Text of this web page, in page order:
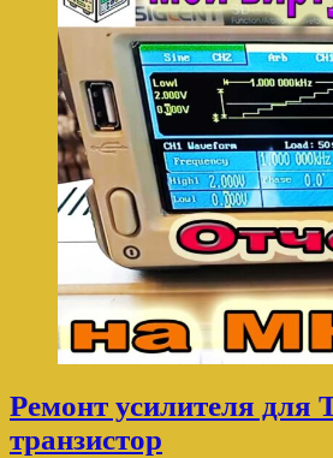
Ремонт усилителя для
транзистор